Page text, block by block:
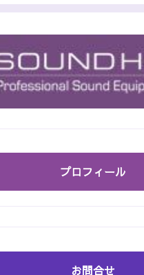
プロフィール
お問合せ